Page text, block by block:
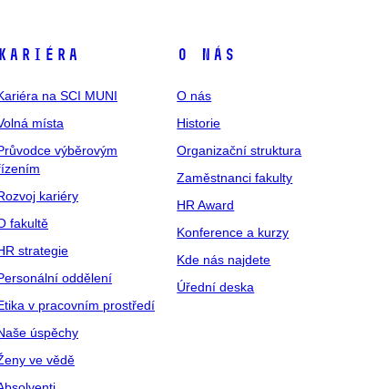
Kariéra
na SCI MUNI
místa
výběrovým
kariéry
fakultě
strategie
oddělení
v pracovním prostředí
úspěchy
ve vědě
O nás
O nás
Historie
Organizační struktura
Zaměstnanci fakulty
HR Award
Konference a kurzy
Kde nás najdete
Úřední deska